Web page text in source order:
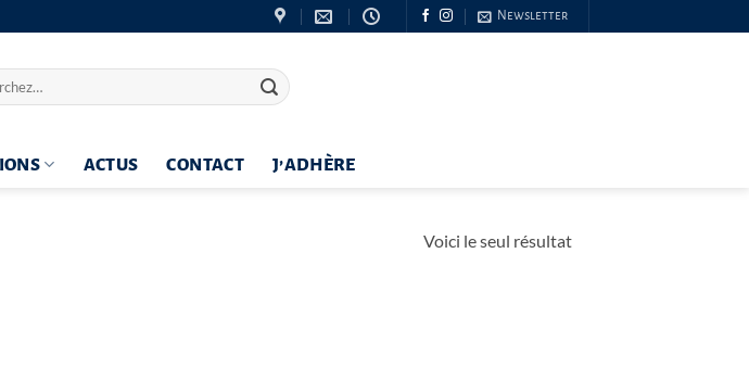
Newsletter
ACTUS CONTACT J’ADHÈRE
Voici le seul résultat